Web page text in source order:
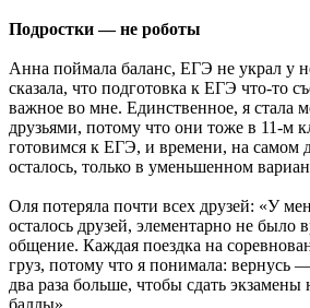
Подростки — не роботы
Анна поймала баланс, ЕГЭ не украл у
сказала, что подготовка к ЕГЭ что-то
важное во мне. Единственное, я стала
друзьями, потому что они тоже в 11-м
готовимся к ЕГЭ, и времени, на самом
осталось, только в уменьшенном
Оля потеряла почти всех друзей: «У
осталось друзей, элементарно не было
общение. Каждая поездка на
груз, потому что я понимала: вернусь
два раза больше, чтобы сдать
баллы».